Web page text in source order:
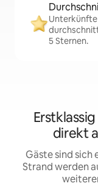
Unterkünfte
5 Sternen.
direkt
Gäste sind
Strand werden